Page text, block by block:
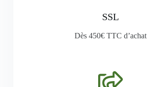
SSL
Dès 450€ TTC d’achat